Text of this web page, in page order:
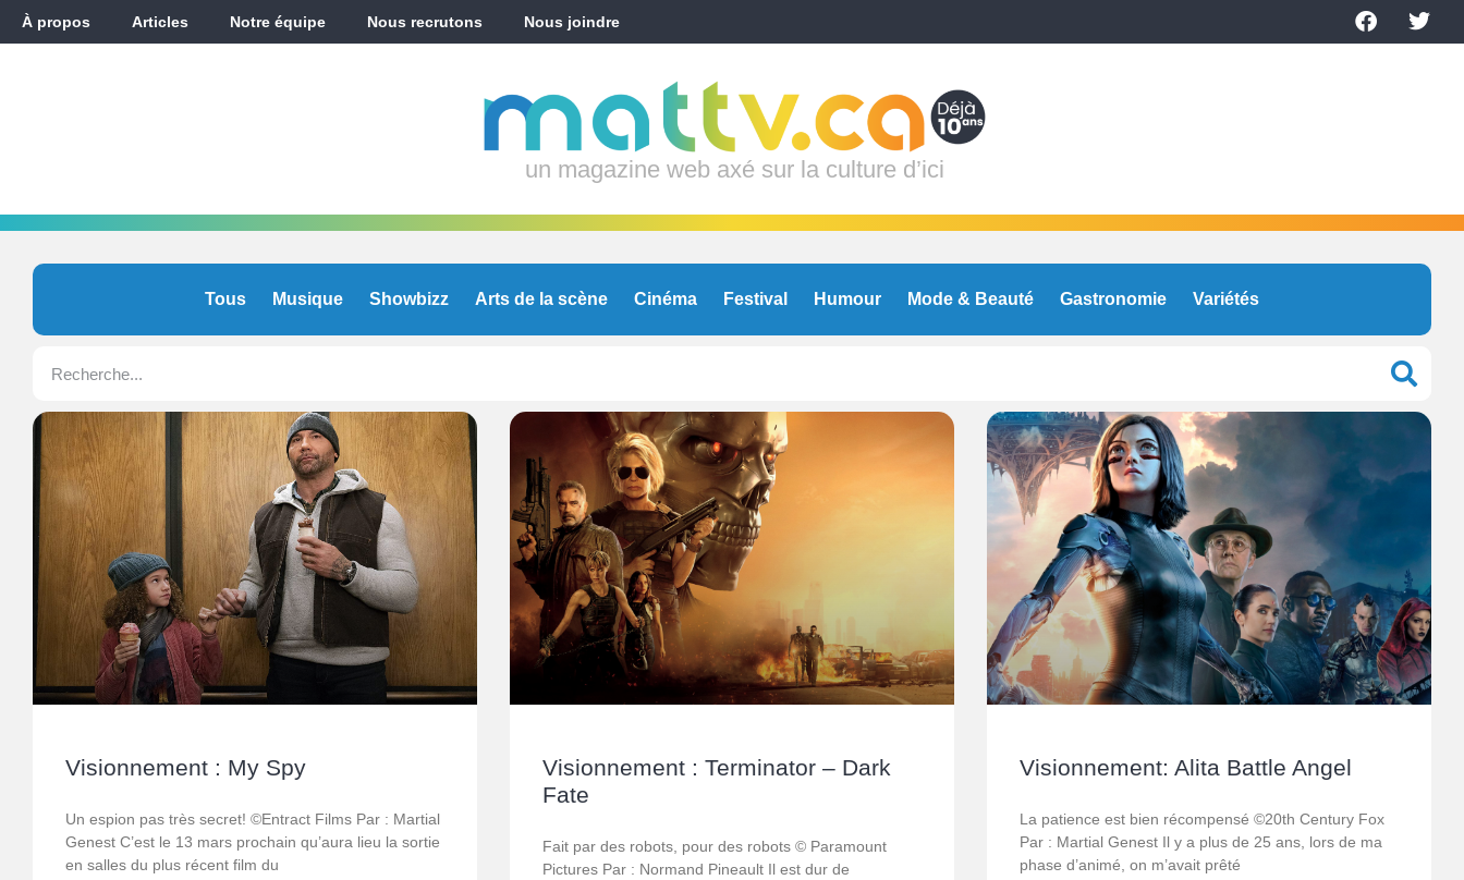
À propos Articles Notre équipe Nous recrutons Nous joindre
un magazine web axé sur la culture d’ici
Tous Musique Showbizz Arts de la scène Cinéma Festival Humour Mode & Beauté Gastronomie Variétés
Visionnement : My Spy
Un espion pas très secret! ©Entract Films Par : Martial
Genest C’est le 13 mars prochain qu’aura lieu la sortie
en salles du plus récent film du
Visionnement : Terminator – Dark
Fate
Fait par des robots, pour des robots © Paramount
Pictures Par : Normand Pineault Il est dur de
Visionnement: Alita Battle Angel
La patience est bien récompensé ©20th Century Fox
Par : Martial Genest Il y a plus de 25 ans, lors de ma
phase d’animé, on m’avait prêté